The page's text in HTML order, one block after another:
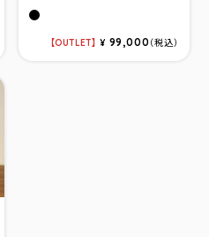
Flat Black(サイズ510)
OUTLET ¥ 99,000（税込）